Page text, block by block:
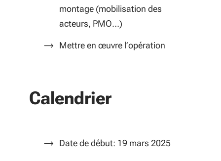
montage (mobilisation des
acteurs, PMO…)
Mettre en œuvre l’opération
Calendrier
Date de début: 19 mars 2025